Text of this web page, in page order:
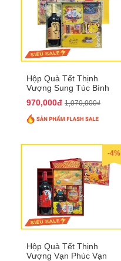
Hộp Quà Tết Thịnh
Vượng Sung Túc Bình
970,000đ 1,070,000₫
-4%
Hộp Quà Tết Thịnh
Vượng Vạn Phúc Vạn